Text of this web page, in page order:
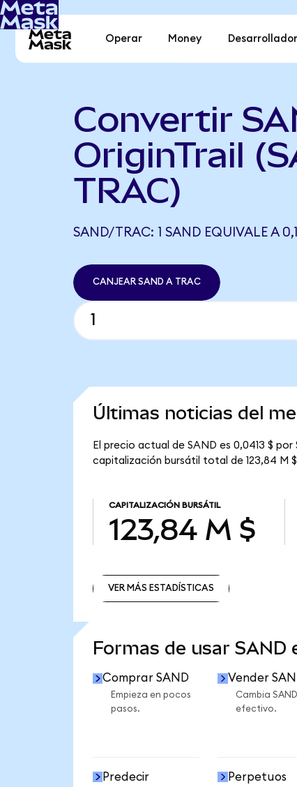
Operar Money Desarrollador
Convertir
OriginTrail
TRAC)
SAND/TRAC: 1 SAND EQUIVALE A
CANJEAR SAND A TRAC
Últimas noticias del
El precio actual de SAND es 0,0413 $
capitalización bursátil total de 123,84 M
CAPITALIZACIÓN BURSÁTIL
123,84 M $
VER MÁS ESTADÍSTICAS
Formas de usar SAND
Comprar SAND
Empieza en pocos
pasos.
Vender
Cambia
efectivo.
Predecir Perpetuos